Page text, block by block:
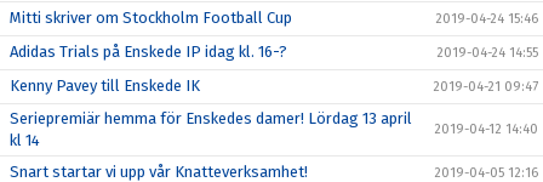
Mitti skriver om Stockholm Football Cup 2019-04-24 15:46
Adidas Trials på Enskede IP idag kl. 16-? 2019-04-24 14:55
Kenny Pavey till Enskede IK 2019-04-21 09:47
Seriepremiär hemma för Enskedes damer! Lördag 13 april
kl 14
2019-04-12 14:40
Snart startar vi upp vår Knatteverksamhet! 2019-04-05 12:16